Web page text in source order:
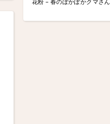
花粉 – 春のぽかぽかクマさん